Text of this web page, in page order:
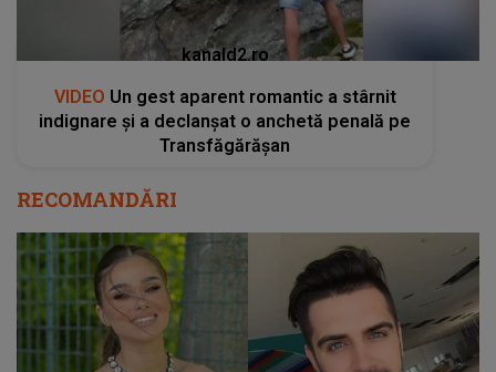
kanald2.ro
VIDEO Un gest aparent romantic a stârnit
indignare și a declanșat o anchetă penală pe
Transfăgărășan
RECOMANDĂRI